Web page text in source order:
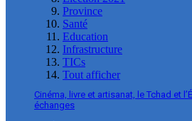
Province
Santé
Education
Infrastructure
TICs
Tout afficher
Cinéma, livre et artisanat, le Tchad et
échanges